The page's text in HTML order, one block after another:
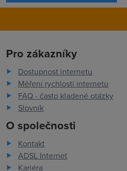
Pro zákazníky
Dostupnost internetu
Měření rychlosti internetu
FAQ - často kladené otázky
Slovník
O společnosti
Kontakt
ADSL Internet
Kariéra